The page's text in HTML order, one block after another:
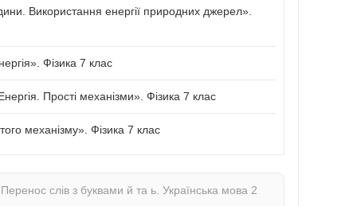
Використання енергії природних джерел».
Фізика 7 клас
Прості механізми». Фізика 7 клас
механізму». Фізика 7 клас
Перенос слів з буквами й та ь. Українська мова 2